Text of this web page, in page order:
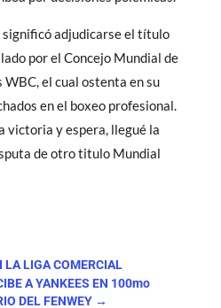
adjudicarse el título
por el Concejo Mundial de
WBC, el cual ostenta en su
en el boxeo profesional.
victoria y espera, llegué la
de otro titulo Mundial
LA LIGA COMERCIAL
A YANKEES EN 100mo
DEL FENWEY →